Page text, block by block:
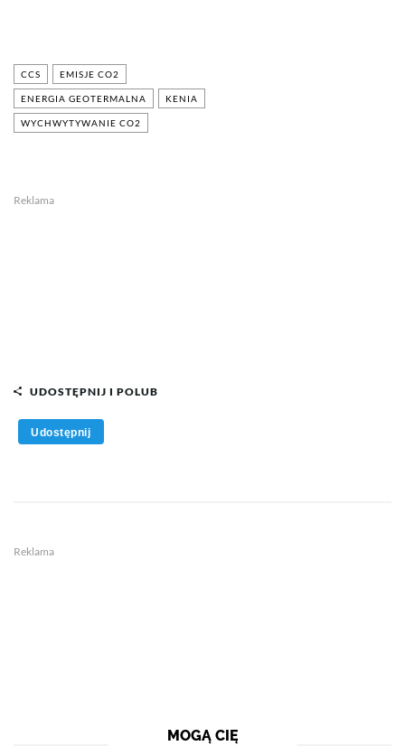
CCS EMISJE CO2
ENERGIA GEOTERMALNA KENIA
WYCHWYTYWANIE CO2
Reklama
UDOSTĘPNIJ I POLUB
Udostępnij
Reklama
MOGĄ CIĘ